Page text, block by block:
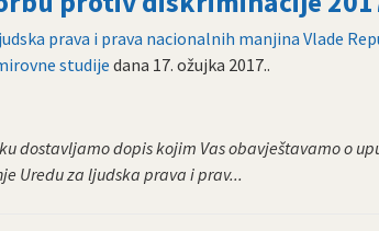
prava i prava nacionalnih manjina Vlade
studijedana 17. ožujka 2017..
dostavljamo dopis kojim Vas obavještavamo o
Uredu za ljudska prava i prav...